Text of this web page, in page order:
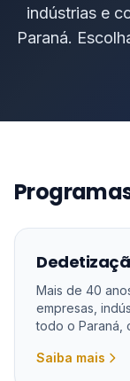
indústrias e
Paraná.
Mais de 40
empresas,
todo o Paraná,
Saiba mais